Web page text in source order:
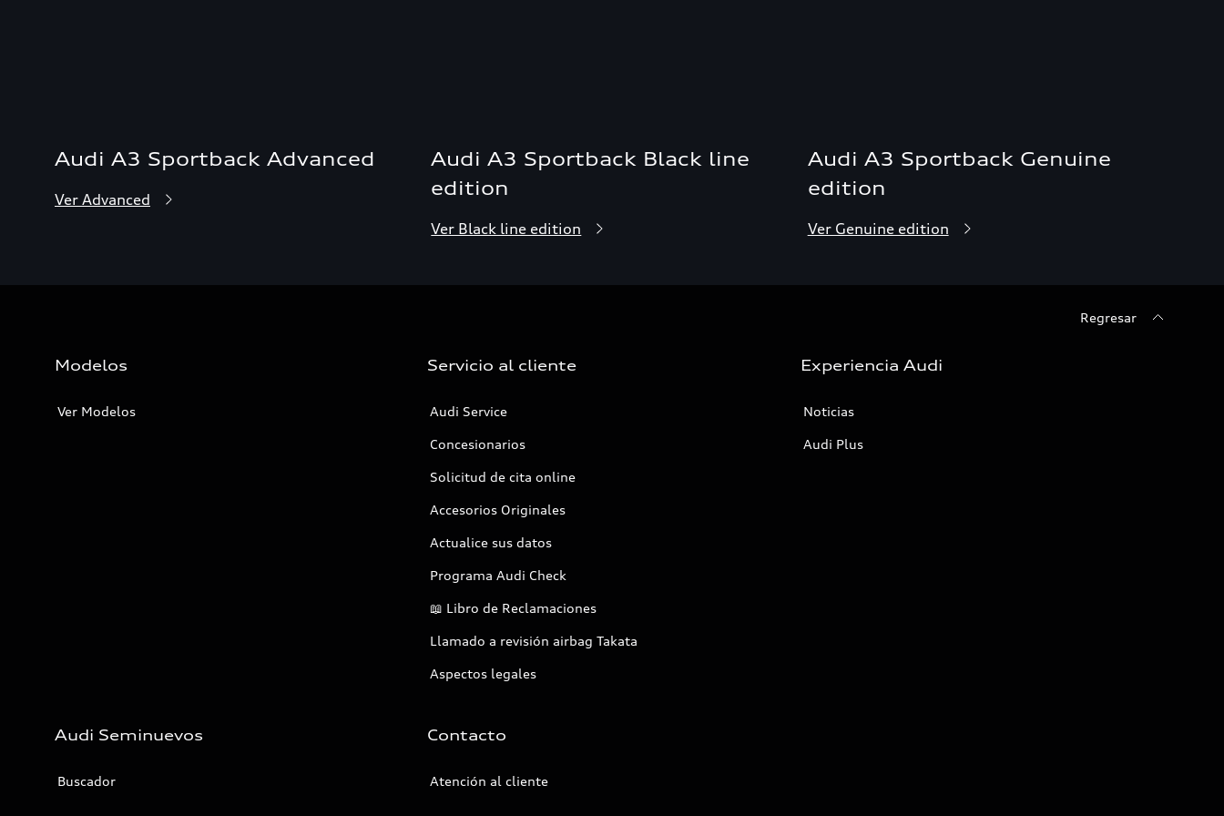
Audi A3 Sportback Advanced
Ver Advanced
Audi A3 Sportback Black line
edition
Ver Black line edition
Audi A3 Sportback Genuine
edition
Ver Genuine edition
Regresar
Modelos
Ver Modelos
Servicio al cliente
Audi Service
Concesionarios
Solicitud de cita online
Accesorios Originales
Actualice sus datos
Programa Audi Check
📖 Libro de Reclamaciones
Llamado a revisión airbag Takata
Aspectos legales
Experiencia Audi
Noticias
Audi Plus
Audi Seminuevos
Buscador
Contacto
Atención al cliente